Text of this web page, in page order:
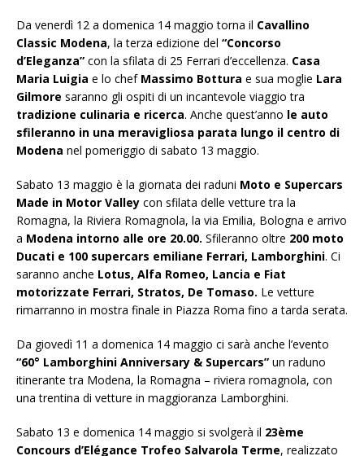
Da venerdì 12 a domenica 14 maggio torna il Cavallino
Classic Modena, la terza edizione del “Concorso
d’Eleganza” con la sfilata di 25 Ferrari d’eccellenza. Casa
Maria Luigia e lo chef Massimo Bottura e sua moglie Lara
Gilmore saranno gli ospiti di un incantevole viaggio tra
tradizione culinaria e ricerca. Anche quest’anno le auto
sfileranno in una meravigliosa parata lungo il centro di
Modena nel pomeriggio di sabato 13 maggio.
Sabato 13 maggio è la giornata dei raduni Moto e Supercars
Made in Motor Valley con sfilata delle vetture tra la
Romagna, la Riviera Romagnola, la via Emilia, Bologna e arrivo
a Modena intorno alle ore 20.00. Sfileranno oltre 200 moto
Ducati e 100 supercars emiliane Ferrari, Lamborghini. Ci
saranno anche Lotus, Alfa Romeo, Lancia e Fiat
motorizzate Ferrari, Stratos, De Tomaso. Le vetture
rimarranno in mostra finale in Piazza Roma fino a tarda serata.
Da giovedì 11 a domenica 14 maggio ci sarà anche l’evento
“60° Lamborghini Anniversary & Supercars” un raduno
itinerante tra Modena, la Romagna – riviera romagnola, con
una trentina di vetture in maggioranza Lamborghini.
Sabato 13 e domenica 14 maggio si svolgerà il 23ème
Concours d’Elégance Trofeo Salvarola Terme, realizzato